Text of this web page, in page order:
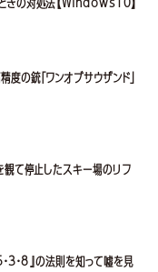
ときの対処法【Windows10】
度の銃「ワンオブサウザンド」
観て停止したスキー場のリフ
3・8』の法則を知って嘘を見